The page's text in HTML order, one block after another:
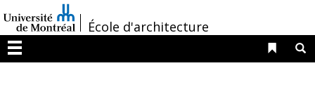
au
contenu
/École d'architecture
Menu
Liens